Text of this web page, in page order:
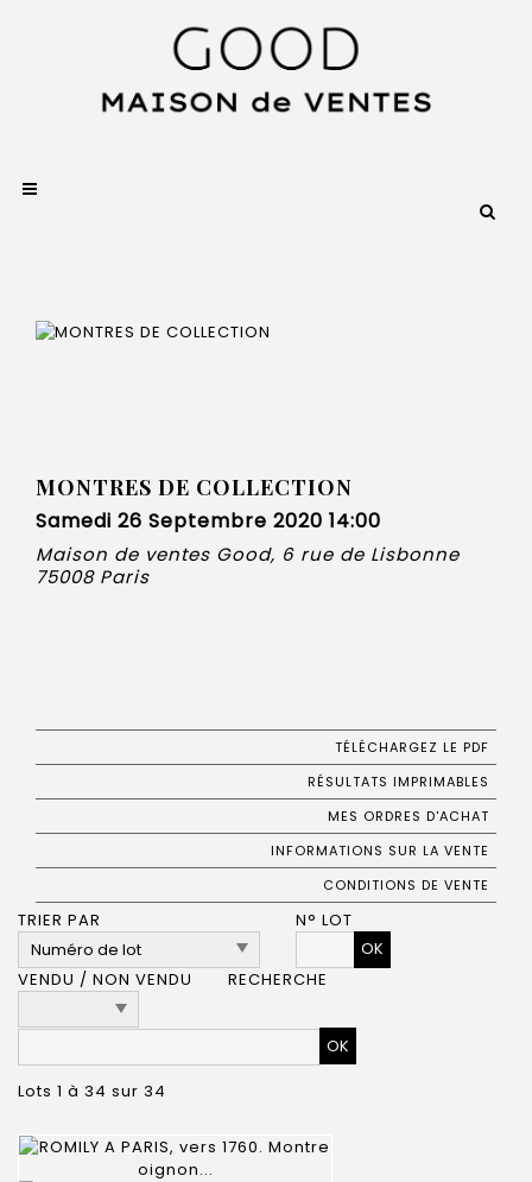
MONTRES DE COLLECTION
Samedi 26 Septembre 2020 14:00
Maison de ventes Good, 6 rue de Lisbonne
75008 Paris
TÉLÉCHARGEZ LE PDF
RÉSULTATS IMPRIMABLES
MES ORDRES D'ACHAT
INFORMATIONS SUR LA VENTE
CONDITIONS DE VENTE
TRIER PAR
N° LOT
OK
VENDU / NON VENDU
RECHERCHE
Lots 1 à 34 sur 34